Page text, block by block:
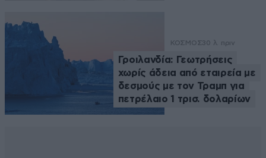
ΚΟΣΜΟΣ30 λ. πριν
Γροιλανδία: Γεωτρήσεις
χωρίς άδεια από εταιρεία με
δεσμούς με τον Τραμπ για
πετρέλαιο 1 τρισ. δολαρίων